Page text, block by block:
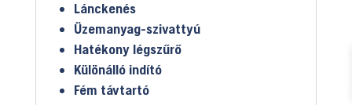
Lánckenés
Üzemanyag-szivattyú
Hatékony légszűrő
Különálló indító
Fém távtartó